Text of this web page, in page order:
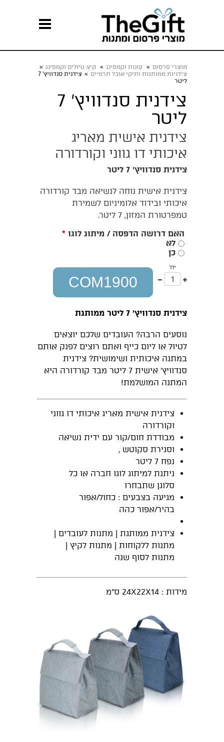
מוצרי פרסום » עונות וקמפינג » קיץ, טיולים וקמפינג »
צידניות ממותגות ותיקי אוכל תרמיים »
צידנית סנדוויץ' 7
ליטר
צידנית סנדוויץ' 7
ליטר
צידנית אישית מאריג
איכותי דו גווני וקורדורה
צידנית סנדוויץ' 7 ליטר
צידנית אישית נוחה לנשיאה מבד קורדורה
איכותי ובידוד אלומיניום לשמירת
טמפרטורת המזון, 7 ליטר.
האם דרושה הדפסה / מיתוג לוגו *
לא
כן
יח'
עוד
אחד
COM1900
צידנית סנדוויץ' 7 ליטר ממותגת
נוסעים הרבה? העובדים שלכם יוצאים
לטיול או ליום כייף ואתם רוצים לפנק אותם
במתנה איכותית ושימושית? צידנית
סנדוויץ' אישית 7 ליטר מבד קורדורה היא
המתנה המושלמת!
צידנית אישית מאריג איכותי דו גווני
וקורדורה
מבודדת חום/קור עם ידית נשיאה
וסגירת סקוטש ,
נפח 7 ליטר
ניתנת למיתוג לוגו חברה או כל
סלוגן שתבחרו
מגיעה בצבעים : כחול/אפור
בהיר/אפור כהה
צידנית ממותגת | מתנות לעובדים |
מתנות ללקוחות | מתנות לקיץ |
מתנות לסוף שנה
מידות : 24X22X14 ס"מ